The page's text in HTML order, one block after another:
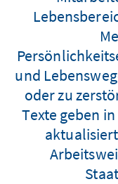
und
oder zu
Texte geben